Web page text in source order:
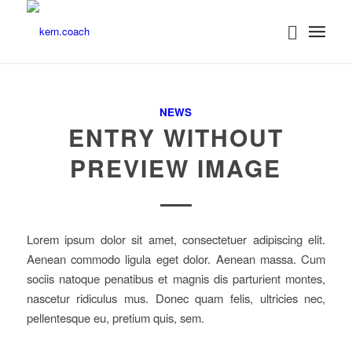
NEWS
ENTRY WITHOUT
PREVIEW IMAGE
Lorem ipsum dolor sit amet, consectetuer adipiscing elit.
Aenean commodo ligula eget dolor. Aenean massa. Cum
sociis natoque penatibus et magnis dis parturient montes,
nascetur ridiculus mus. Donec quam felis, ultricies nec,
pellentesque eu, pretium quis, sem.